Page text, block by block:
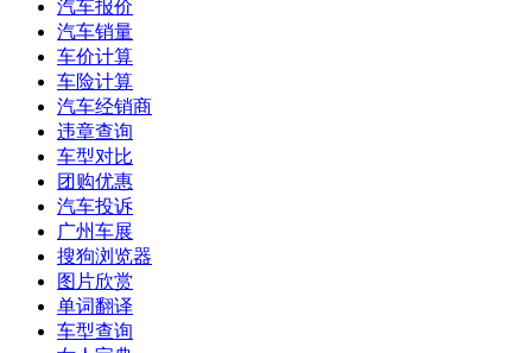
汽车报价
汽车销量
车价计算
车险计算
汽车经销商
违章查询
车型对比
团购优惠
汽车投诉
广州车展
搜狗浏览器
图片欣赏
单词翻译
车型查询